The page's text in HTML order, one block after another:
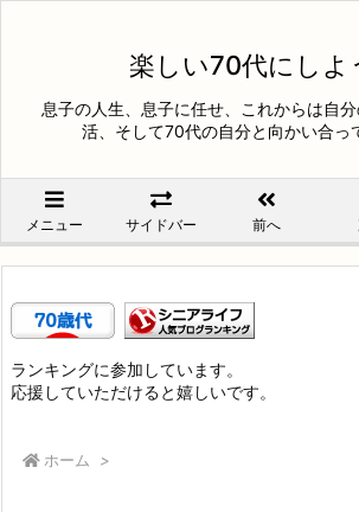
楽しい70代にしよ
息子の人生、息子に任せ、これからは自
活、そして70代の自分と向かい合っ
メニュー サイドバー 前へ
ランキングに参加しています。
応援していただけると嬉しいです。
ホーム >